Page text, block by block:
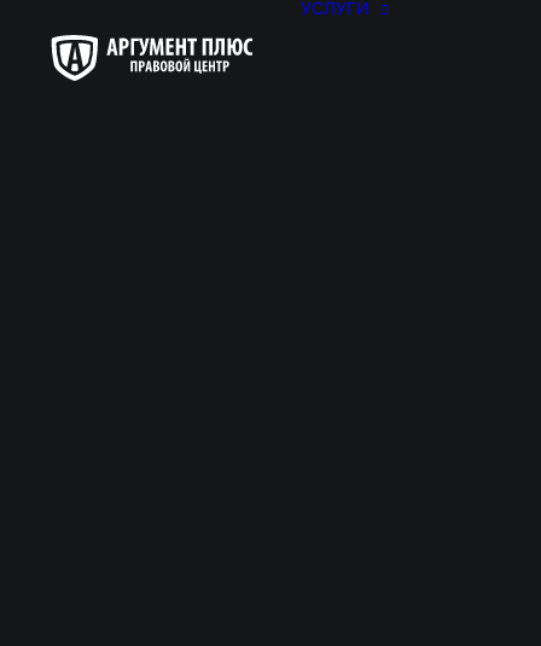
УСЛУГИ
ЮРИСТЫ
Подсчитаем стаж, проверим